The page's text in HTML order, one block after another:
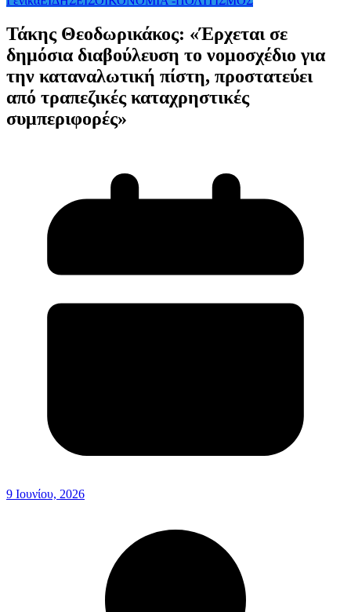
Τάκης Θεοδωρικάκος: «Έρχεται σε
δημόσια διαβούλευση το νομοσχέδιο για
την καταναλωτική πίστη, προστατεύει
από τραπεζικές καταχρηστικές
συμπεριφορές»
9 Ιουνίου, 2026